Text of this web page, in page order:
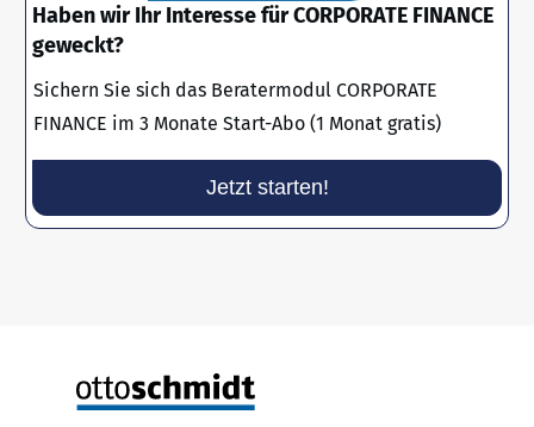
Haben wir Ihr Interesse für CORPORATE FINANCE
geweckt?
Sichern Sie sich das Beratermodul CORPORATE
FINANCE im 3 Monate Start-Abo (1 Monat gratis)
Jetzt starten!